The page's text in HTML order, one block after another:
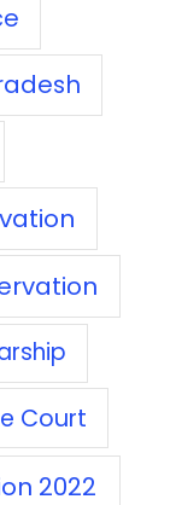
Court
2022